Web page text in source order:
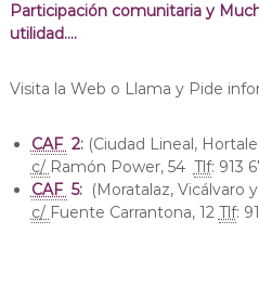
Participación comunitaria y
utilidad….
Visita la Web o Llama y Pide
CAF 2:(Ciudad Lineal,
c/ Ramón Power, 54 Tlf: 913
CAF 5:(Moratalaz, Vicálvaro y
c/ Fuente Carrantona, 12 Tlf: